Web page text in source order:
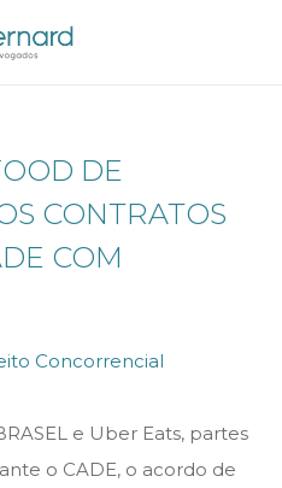
DE
CONTRATOS
COM
Concorrencial
e Uber Eats, partes
o CADE, o acordo de